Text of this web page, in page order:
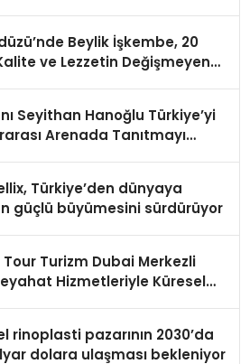
Beylik İşkembe, 20
ve Lezzetin Değişmeyen
Seyithan Hanoğlu Türkiye’yi
Arenada Tanıtmayı
Türkiye’den dünyaya
güçlü büyümesini sürdürüyor
Turizm Dubai Merkezli
Hizmetleriyle Küresel
rinoplasti pazarının 2030’da
dolara ulaşması bekleniyor